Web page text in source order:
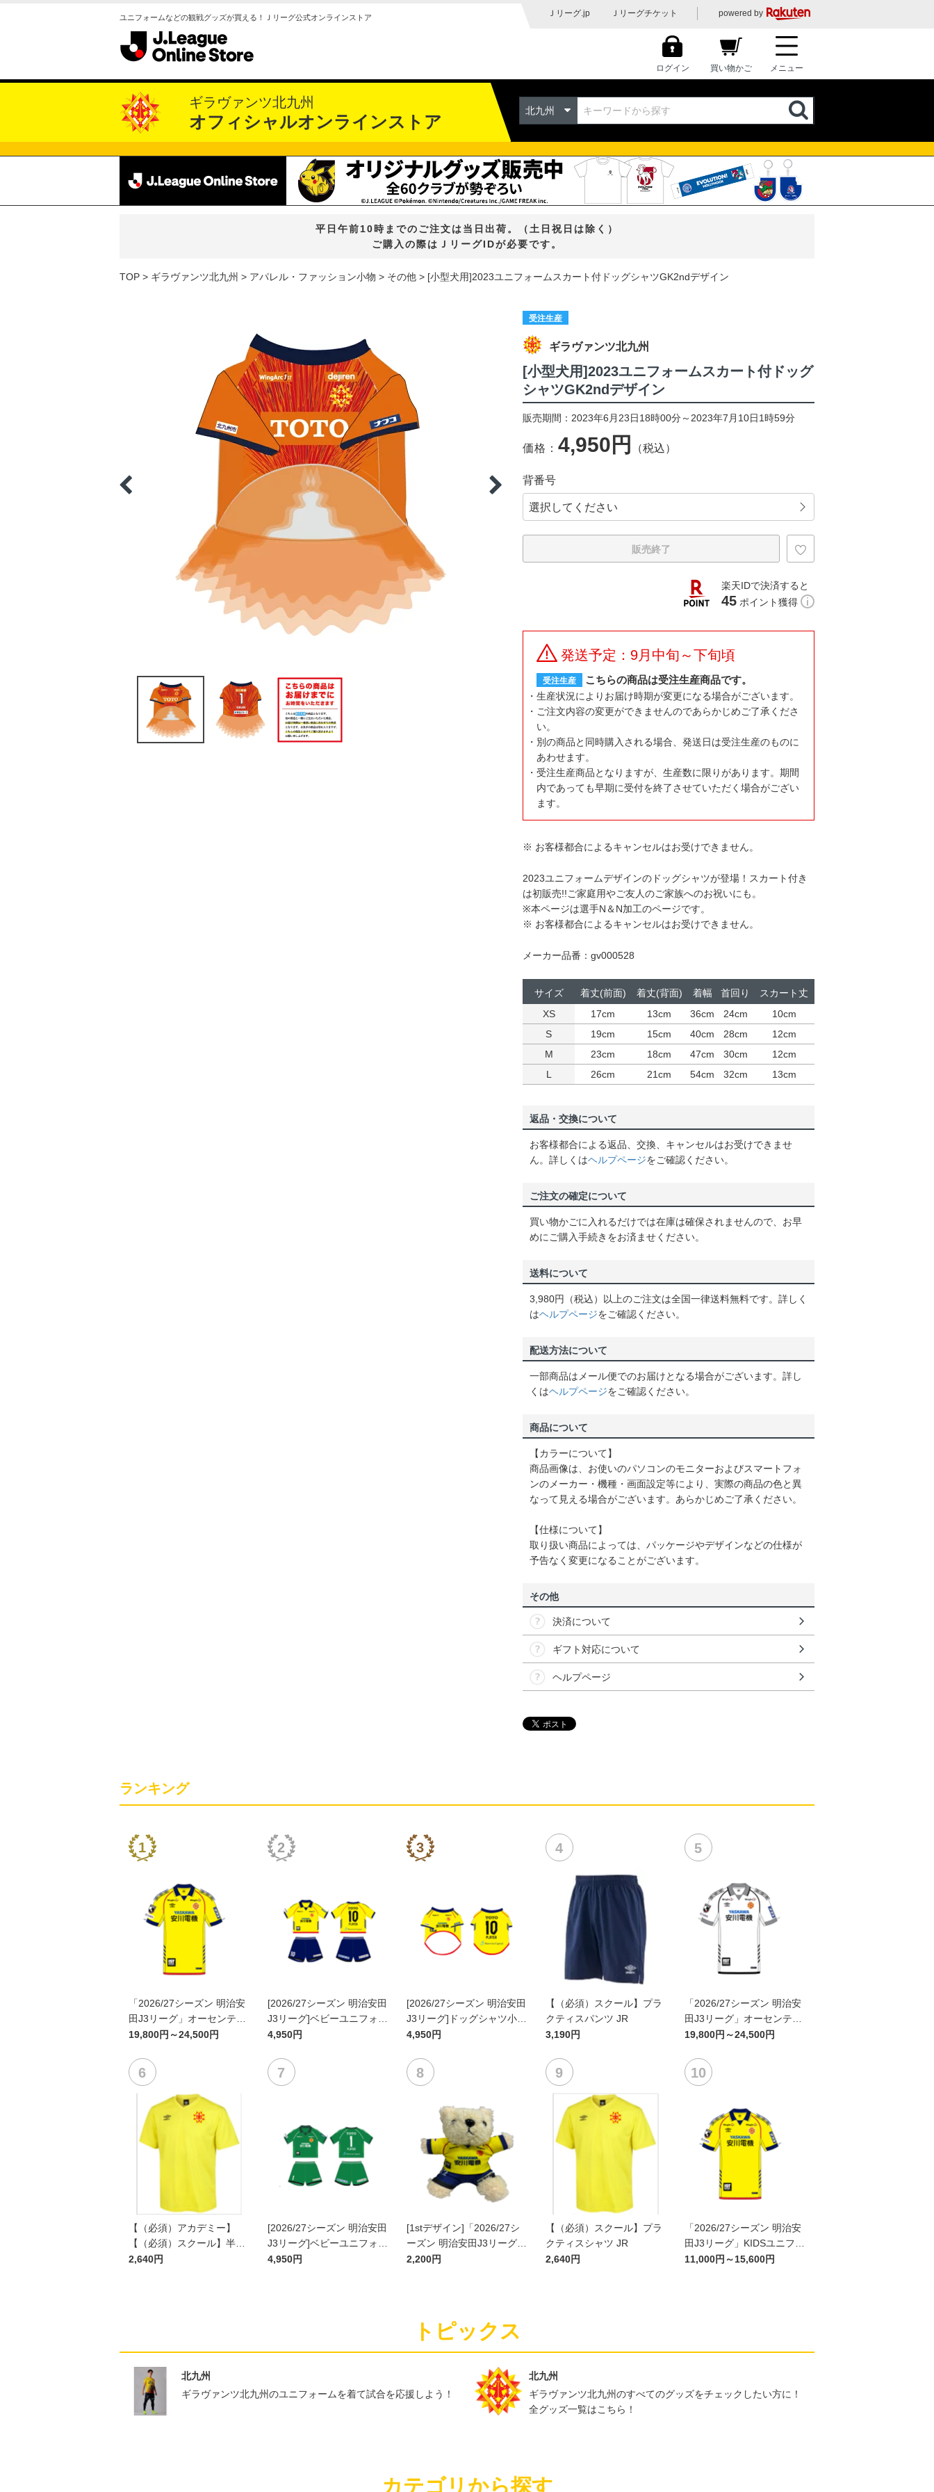
ユニフォームなどの観戦グッズが買える！Ｊリーグ公式オンラインストア Ｊリーグ.jp Ｊリーグチケット powered by
ログイン 買い物かご メニュー
ギラヴァンツ北九州
オフィシャルオンラインストア
北九州
平日午前10時までのご注文は当日出荷。（土日祝日は除く）
ご購入の際はＪリーグIDが必要です。
TOP ギラヴァンツ北九州 アパレル・ファッション小物 その他 [小型犬用]2023ユニフォームスカート付ドッグシャツGK2ndデザイン
受注生産
ギラヴァンツ北九州
[小型犬用]2023ユニフォームスカート付ドッグ
シャツGK2ndデザイン
販売期間：2023年6月23日18時00分～2023年7月10日1時59分
価格： 4,950円 （税込）
背番号
販売終了
楽天IDで決済すると
45 ポイント獲得
発送予定：9月中旬～下旬頃
受注生産 こちらの商品は受注生産商品です。
生産状況によりお届け時期が変更になる場合がございます。
ご注文内容の変更ができませんのであらかじめご了承くださ
い。
別の商品と同時購入される場合、発送日は受注生産のものに
あわせます。
受注生産商品となりますが、生産数に限りがあります。期間
内であっても早期に受付を終了させていただく場合がござい
ます。
※ お客様都合によるキャンセルはお受けできません。
2023ユニフォームデザインのドッグシャツが登場！スカート付き
は初販売!!ご家庭用やご友人のご家族へのお祝いにも。
※本ページは選手N＆N加工のページです。
※ お客様都合によるキャンセルはお受けできません。
メーカー品番：gv000528
サイズ 着丈(前面) 着丈(背面) 着幅 首回り
スカート丈
XS
17cm 13cm 36cm 24cm
10cm
S
19cm 15cm 40cm 28cm
12cm
M
23cm 18cm 47cm 30cm
12cm
L
26cm 21cm 54cm 32cm 13cm
返品・交換について
お客様都合による返品、交換、キャンセルはお受けできませ
ん。詳しくはヘルプページをご確認ください。
ご注文の確定について
買い物かごに入れるだけでは在庫は確保されませんので、お早
めにご購入手続きをお済ませください。
送料について
3,980円（税込）以上のご注文は全国一律送料無料です。詳しく
はヘルプページをご確認ください。
配送方法について
一部商品はメール便でのお届けとなる場合がございます。詳し
くはヘルプページをご確認ください。
商品について
【カラーについて】
商品画像は、お使いのパソコンのモニターおよびスマートフォ
ンのメーカー・機種・画面設定等により、実際の商品の色と異
なって見える場合がございます。あらかじめご了承ください。
【仕様について】
取り扱い商品によっては、パッケージやデザインなどの仕様が
予告なく変更になることがございます。
その他
決済について
ギフト対応について
ヘルプページ
ランキング
「2026/27シーズン 明治安
田J3リーグ」オーセンティ
ックユニフォームFP1st
19,800円～24,500円
[2026/27シーズン 明治安田
J3リーグ]ベビーユニフォー
ム上下セット(FP1stデザイ
4,950円
[2026/27シーズン 明治安田
J3リーグ]ドッグシャツ小型
犬用(FP1stデザイン)
4,950円
【（必須）スクール】プラ
クティスパンツ JR
3,190円
「2026/27シーズン 明治安
田J3リーグ」オーセンティ
ックユニフォームFP2nd
19,800円～24,500円
【（必須）アカデミー】
【（必須）スクール】半袖
プラクティスシャツ JR
2,640円
[2026/27シーズン 明治安田
J3リーグ]ベビーユニフォー
ム上下セット(GK1stデザイ
4,950円
[1stデザイン]「2026/27シ
ーズン 明治安田J3リーグ」
ユニフォームベア
2,200円
【（必須）スクール】プラ
クティスシャツ JR
2,640円
「2026/27シーズン 明治安
田J3リーグ」KIDSユニフォ
ームFP1st
11,000円～15,600円
トピックス
北九州
ギラヴァンツ北九州のユニフォームを着て試合を応援しよう！
北九州
ギラヴァンツ北九州のすべてのグッズをチェックしたい方に！
全グッズ一覧はこちら！
カテゴリから探す